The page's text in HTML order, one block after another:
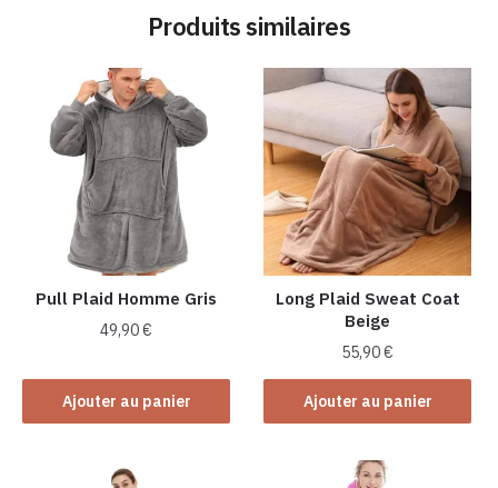
Produits similaires
Pull Plaid Homme Gris
49,90€
Ajouter au panier
Long Plaid Sweat Coat
Beige
55,90€
Ajouter au panier